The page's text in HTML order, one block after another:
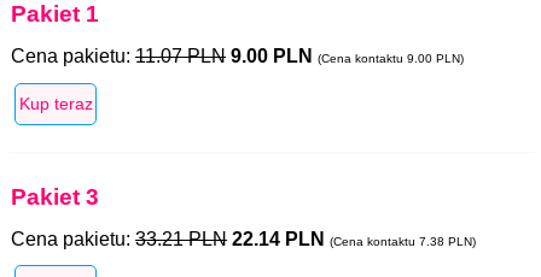
Pakiet 1
Cena pakietu: 11.07 PLN 9.00 PLN (Cena kontaktu 9.00 PLN)
Pakiet 3
Cena pakietu: 33.21 PLN 22.14 PLN (Cena kontaktu 7.38 PLN)